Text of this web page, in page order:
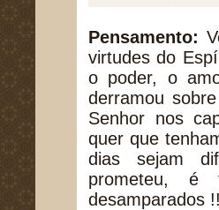
Pensamento:
virtudes do
o poder, o
derramou
Senhor nos
quer que
dias sejam
prometeu, é
desamparados